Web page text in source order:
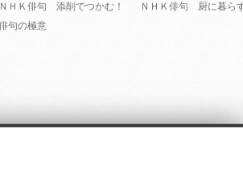
ＮＨＫ俳句 添削でつかむ！
句の極意
ＮＨＫ俳句 厨に暮ら